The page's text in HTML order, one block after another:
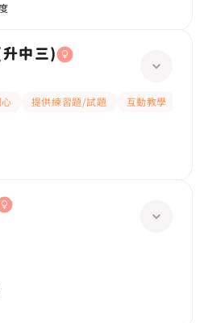
中三)
提供練習題/試題 互動教學